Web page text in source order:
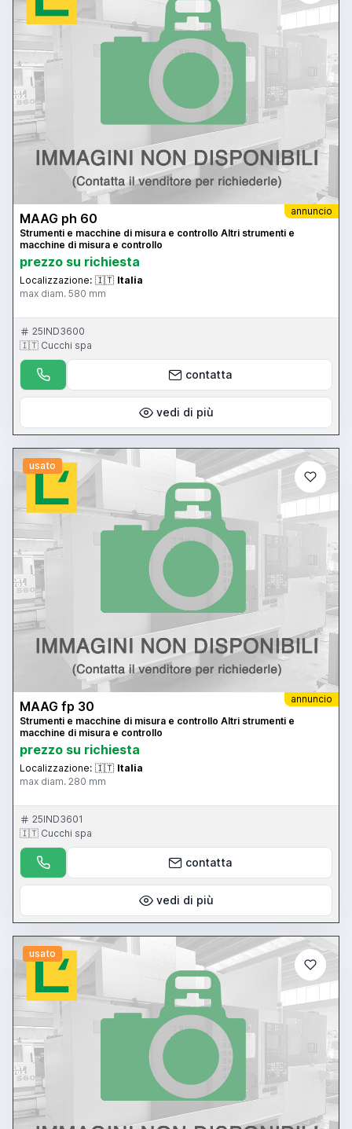
annuncio
MAAG ph 60
Strumenti e macchine di misura e controllo Altri strumenti e
macchine di misura e controllo
prezzo su richiesta
Localizzazione: 🇮🇹 Italia
max diam. 580 mm
25IND3600
🇮🇹 Cucchi spa
contatta
vedi di più
usato
annuncio
MAAG fp 30
Strumenti e macchine di misura e controllo Altri strumenti e
macchine di misura e controllo
prezzo su richiesta
Localizzazione: 🇮🇹 Italia
max diam. 280 mm
25IND3601
🇮🇹 Cucchi spa
contatta
vedi di più
usato